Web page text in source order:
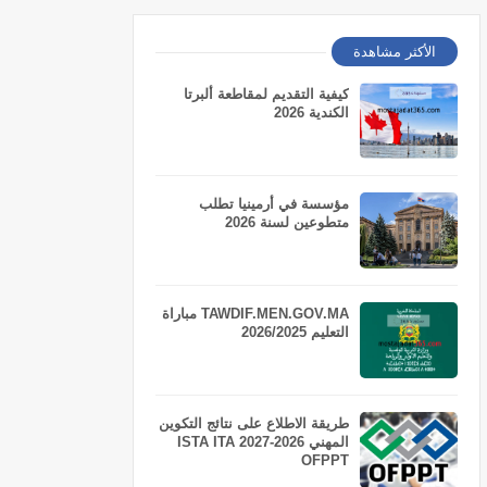
الأكثر مشاهدة
كيفية التقديم لمقاطعة ألبرتا
الكندية 2026
مؤسسة في أرمينيا تطلب
متطوعين لسنة 2026
TAWDIF.MEN.GOV.MA مباراة
التعليم 2026/2025
طريقة الاطلاع على نتائج التكوين
المهني 2026-2027 ISTA ITA
OFPPT